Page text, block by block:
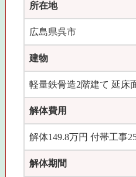
所在地
広島県呉市
建物
軽量鉄骨造2階建て 延床
解体費用
解体149.8万円 付帯工事
解体期間